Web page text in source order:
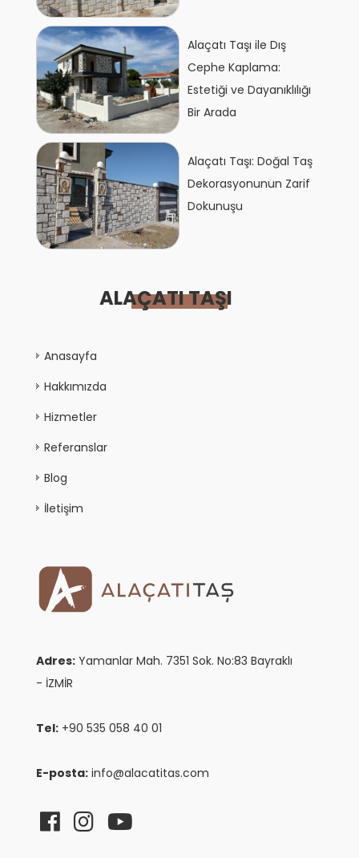
Alaçatı Taşı ile Dış
Cephe Kaplama:
Estetiği ve Dayanıklılığı
Bir Arada
Alaçatı Taşı: Doğal Taş
Dekorasyonunun Zarif
Dokunuşu
ALAÇATI TAŞI
Anasayfa
Hakkımızda
Hizmetler
Referanslar
Blog
İletişim
Adres: Yamanlar Mah. 7351 Sok. No:83 Bayraklı
- İZMİR
Tel: +90 535 058 40 01
E-posta: info@alacatitas.com